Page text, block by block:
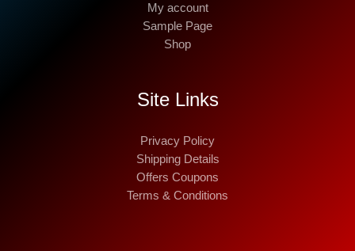
My account
Sample Page
Shop
Site Links
Privacy Policy
Shipping Details
Offers Coupons
Terms & Conditions